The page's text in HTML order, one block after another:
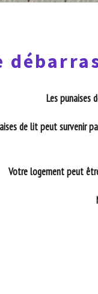
Les punaises
de lit peut survenir
Votre logement peut